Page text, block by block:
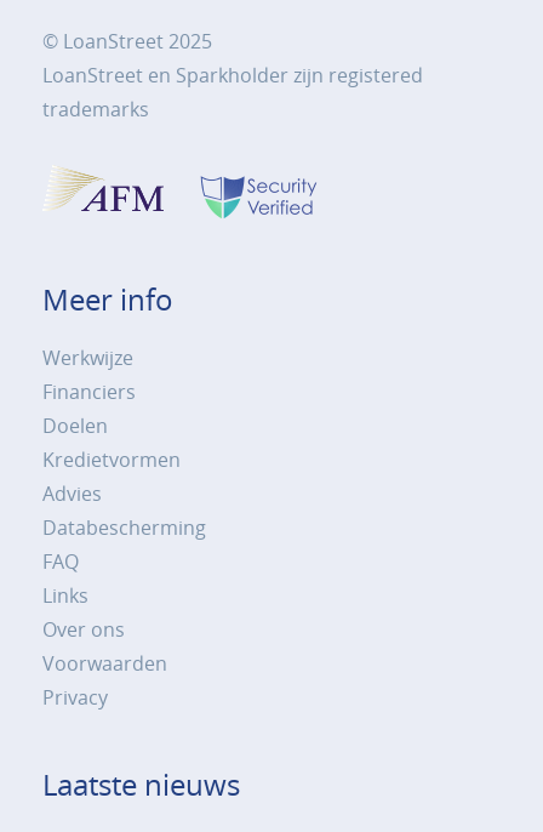
© LoanStreet 2025
LoanStreet en Sparkholder zijn registered
trademarks
Meer info
Werkwijze
Financiers
Doelen
Kredietvormen
Advies
Databescherming
FAQ
Links
Over ons
Voorwaarden
Privacy
Laatste nieuws